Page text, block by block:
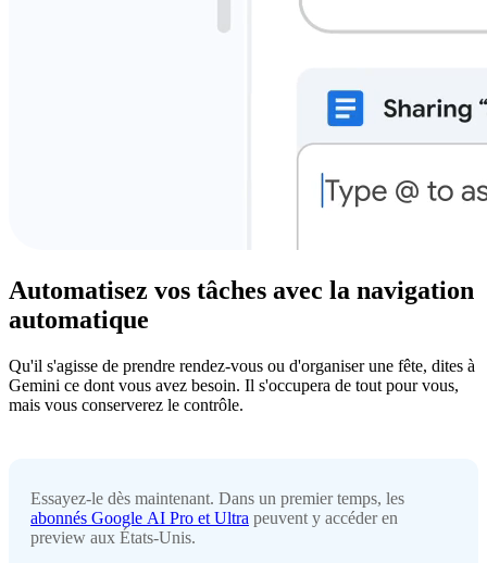
Automatisez vos tâches avec la navigation
automatique
Qu'il s'agisse de prendre rendez-vous ou d'organiser une fête, dites à
Gemini ce dont vous avez besoin. Il s'occupera de tout pour vous,
mais vous conserverez le contrôle.
Essayez-le dès maintenant. Dans un premier temps, les
abonnés Google AI Pro et Ultra peuvent y accéder en
preview aux États-Unis.